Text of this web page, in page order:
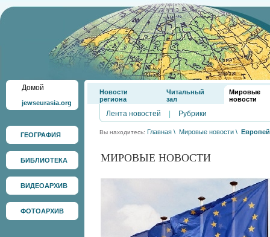
Домой
jewseurasia.org
ГЕОГРАФИЯ
БИБЛИОТЕКА
ВИДЕОАРХИВ
ФОТОАРХИВ
Новости
региона
Читальный
зал
Мировые
новости
Лента новостей Рубрики
Вы находитесь: Главная \ Мировые новости \
МИРОВЫЕ НОВОСТИ